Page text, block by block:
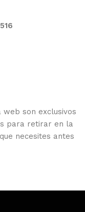
son exclusivos
para retirar en la
necesites antes